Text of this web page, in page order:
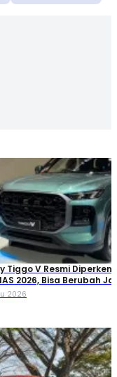
Tiggo V Resmi
2026, Bisa Berubah
Cabin
2026